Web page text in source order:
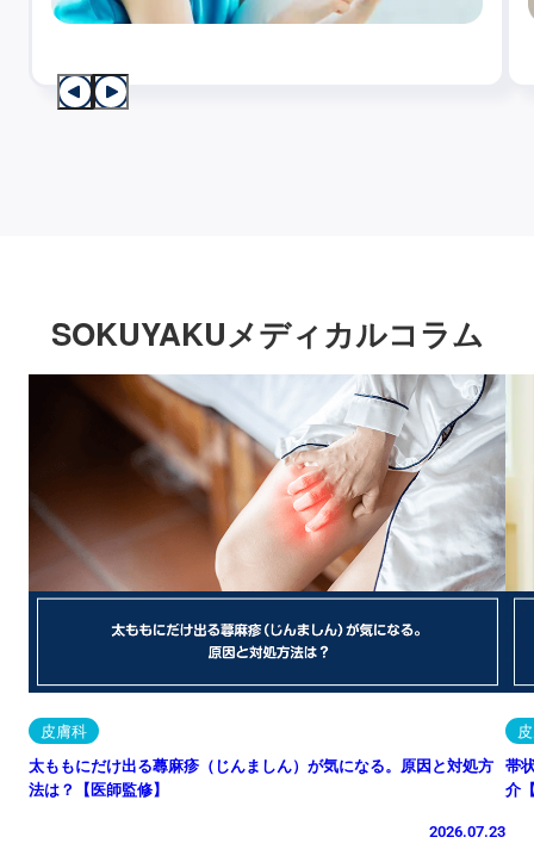
SOKUYAKUメディカルコラム
皮膚科
太ももにだけ出る蕁麻疹（じんましん）が気になる。原因と対処方
法は？【医師監修】
2026.07.23
帯
介